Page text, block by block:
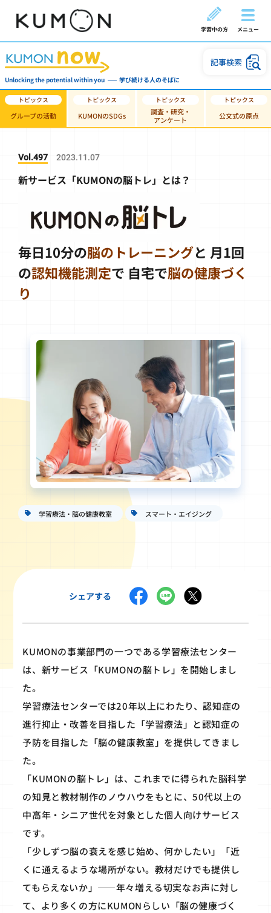
学習中の方 メニュー
Unlocking the potential within you 学び続ける人のそばに
記事検索
グループの活動 KUMONのSDGs
調査・研究・
アンケート
公文式の原点
Vol.497 2023.11.07
新サービス「KUMONの脳トレ」とは？
毎日10分の脳のトレーニングと 月1回
の認知機能測定で 自宅で脳の健康づく
り
学習療法・脳の健康教室 スマート・エイジング
シェアする
KUMONの事業部門の一つである学習療法センター
は、新サービス「KUMONの脳トレ」を開始しまし
た。
学習療法センターでは20年以上にわたり、認知症の
進行抑止・改善を目指した「学習療法」と認知症の
予防を目指した「脳の健康教室」を提供してきまし
た。
「KUMONの脳トレ」は、これまでに得られた脳科学
の知見と教材制作のノウハウをもとに、50代以上の
中高年・シニア世代を対象とした個人向けサービス
です。
「少しずつ脳の衰えを感じ始め、何かしたい」「近
くに通えるような場所がない。教材だけでも提供し
てもらえないか」――年々増える切実なお声に対し
て、より多くの方にKUMONらしい「脳の健康づく